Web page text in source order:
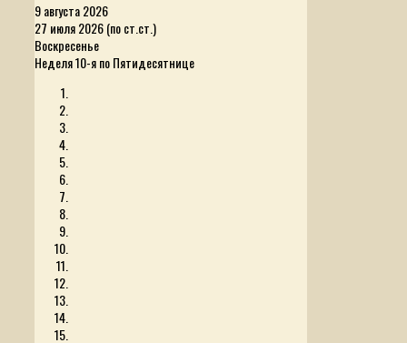
9 августа 2026
27 июля 2026 (по ст.ст.)
Воскресенье
Неделя 10-я по Пятидесятнице